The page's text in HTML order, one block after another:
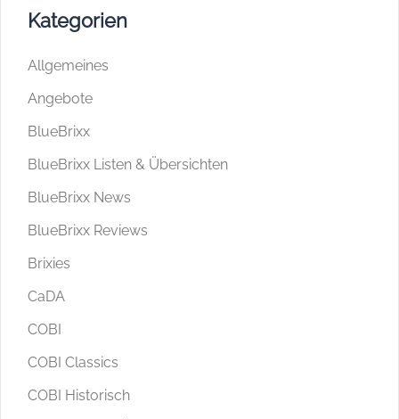
Kategorien
Allgemeines
Angebote
BlueBrixx
BlueBrixx Listen & Übersichten
BlueBrixx News
BlueBrixx Reviews
Brixies
CaDA
COBI
COBI Classics
COBI Historisch